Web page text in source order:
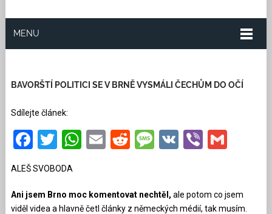
MENU
BAVORŠTÍ POLITICI SE V BRNĚ VYSMÁLI ČECHŮM DO OČÍ
Sdílejte článek:
Facebook
Twitter
WhatsApp
EmailRedditMessage
VKViber
ALEŠ SVOBODA
Ani jsem Brno moc komentovat nechtěl, ale potom co jsem
viděl videa a hlavně četl články z německých médií, tak musím.